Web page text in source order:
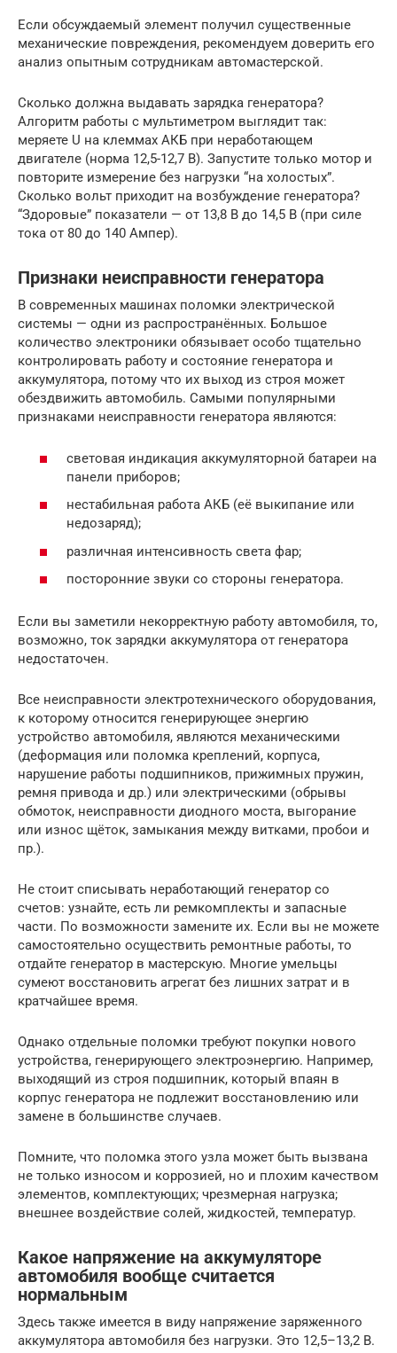
Если обсуждаемый элемент получил существенные
механические повреждения, рекомендуем доверить его
анализ опытным сотрудникам автомастерской.
Сколько должна выдавать зарядка генератора?
Алгоритм работы с мультиметром выглядит так:
меряете U на клеммах АКБ при неработающем
двигателе (норма 12,5-12,7 В). Запустите только мотор и
повторите измерение без нагрузки “на холостых”.
Сколько вольт приходит на возбуждение генератора?
“Здоровые” показатели — от 13,8 В до 14,5 В (при силе
тока от 80 до 140 Ампер).
Признаки неисправности генератора
В современных машинах поломки электрической
системы — одни из распространённых. Большое
количество электроники обязывает особо тщательно
контролировать работу и состояние генератора и
аккумулятора, потому что их выход из строя может
обездвижить автомобиль. Самыми популярными
признаками неисправности генератора являются:
световая индикация аккумуляторной батареи на
панели приборов;
нестабильная работа АКБ (её выкипание или
недозаряд);
различная интенсивность света фар;
посторонние звуки со стороны генератора.
Если вы заметили некорректную работу автомобиля, то,
возможно, ток зарядки аккумулятора от генератора
недостаточен.
Все неисправности электротехнического оборудования,
к которому относится генерирующее энергию
устройство автомобиля, являются механическими
(деформация или поломка креплений, корпуса,
нарушение работы подшипников, прижимных пружин,
ремня привода и др.) или электрическими (обрывы
обмоток, неисправности диодного моста, выгорание
или износ щёток, замыкания между витками, пробои и
пр.).
Не стоит списывать неработающий генератор со
счетов: узнайте, есть ли ремкомплекты и запасные
части. По возможности замените их. Если вы не можете
самостоятельно осуществить ремонтные работы, то
отдайте генератор в мастерскую. Многие умельцы
сумеют восстановить агрегат без лишних затрат и в
кратчайшее время.
Однако отдельные поломки требуют покупки нового
устройства, генерирующего электроэнергию. Например,
выходящий из строя подшипник, который впаян в
корпус генератора не подлежит восстановлению или
замене в большинстве случаев.
Помните, что поломка этого узла может быть вызвана
не только износом и коррозией, но и плохим качеством
элементов, комплектующих; чрезмерная нагрузка;
внешнее воздействие солей, жидкостей, температур.
Какое напряжение на аккумуляторе
автомобиля вообще считается
нормальным
Здесь также имеется в виду напряжение заряженного
аккумулятора автомобиля без нагрузки. Это 12,5–13,2 В.